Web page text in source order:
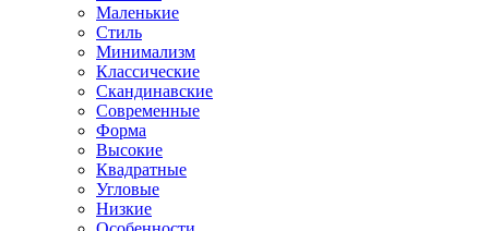
Маленькие
Стиль
Минимализм
Классические
Скандинавские
Современные
Форма
Высокие
Квадратные
Угловые
Низкие